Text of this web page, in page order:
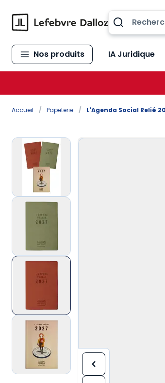
Nos produits IA Juridique
Accueil / Papeterie /